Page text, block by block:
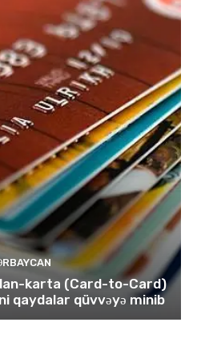
karta (Card-to-Card)
qaydalar qüvvəyə minib